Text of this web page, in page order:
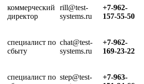
коммерческий
директор
rill@test-
systems.ru
+7-962-
157-55-50
специалист по
сбыту
chat@test-
systems.ru
+7-962-
169-23-22
специалист по step@test-
+7-963-